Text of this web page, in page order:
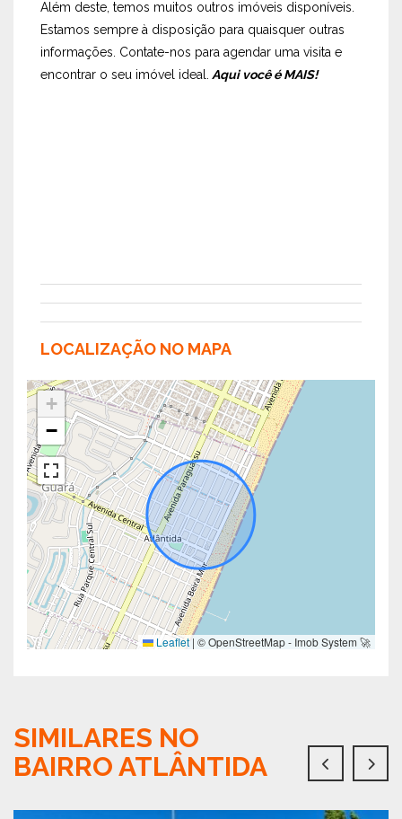
Além deste, temos muitos outros imóveis disponíveis.
Estamos sempre à disposição para quaisquer outras
informações. Contate-nos para agendar uma visita e
encontrar o seu imóvel ideal.
Aqui você éMAIS!
LOCALIZAÇÃO NO MAPA
+
−
Leaflet | © OpenStreetMap - Imob System 🚀
SIMILARES NO
BAIRRO ATLÂNTIDA